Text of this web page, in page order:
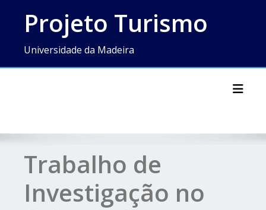
contentProjeto Turismo
Universidade da Madeira
Trabalho de
Investigação no